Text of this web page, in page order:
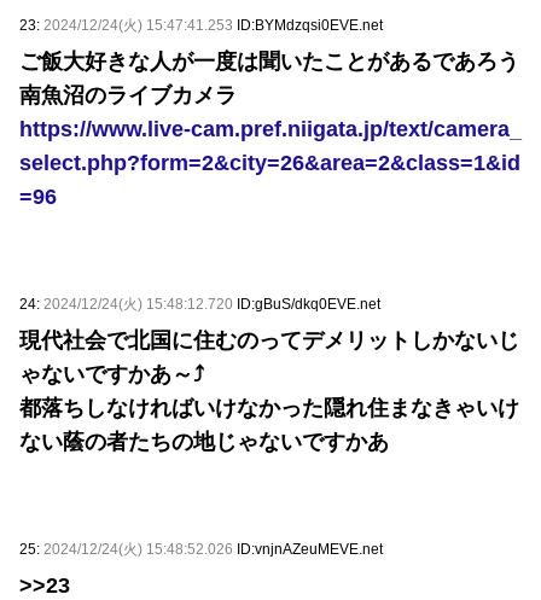
23: 2024/12/24(火) 15:47:41.253 ID:BYMdzqsi0EVE.net
ご飯大好きな人が一度は聞いたことがあるであろう
南魚沼のライブカメラ
https://www.live-cam.pref.niigata.jp/text/camera_
select.php?form=2&city=26&area=2&class=1&id
=96
24: 2024/12/24(火) 15:48:12.720 ID:gBuS/dkq0EVE.net
現代社会で北国に住むのってデメリットしかないじ
ゃないですかあ～⤴
都落ちしなければいけなかった隠れ住まなきゃいけ
ない蔭の者たちの地じゃないですかあ
25: 2024/12/24(火) 15:48:52.026 ID:vnjnAZeuMEVE.net
>>23